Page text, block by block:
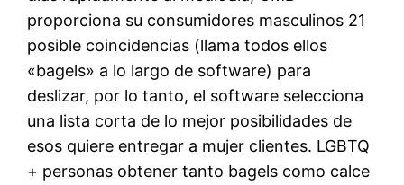
proporciona su consumidores masculinos 21
posible coincidencias (llama todos ellos
«bagels» a lo largo de software) para
deslizar, por lo tanto, el software selecciona
una lista corta de lo mejor posibilidades de
esos quiere entregar a mujer clientes. LGBTQ
+ personas obtener tanto bagels como calce